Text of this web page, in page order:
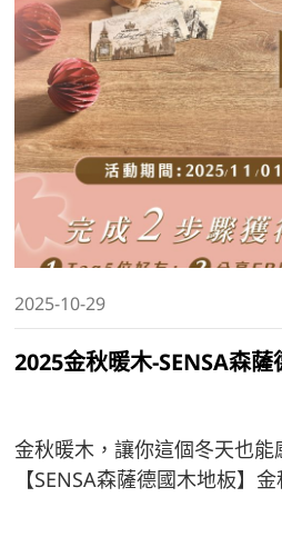
2025-10-29
2025金秋暖木-SENSA森
金秋暖木，讓你這個冬天也能
【SENSA森薩德國木地板】